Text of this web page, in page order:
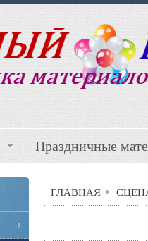
Праздничные
ГЛАВНАЯ